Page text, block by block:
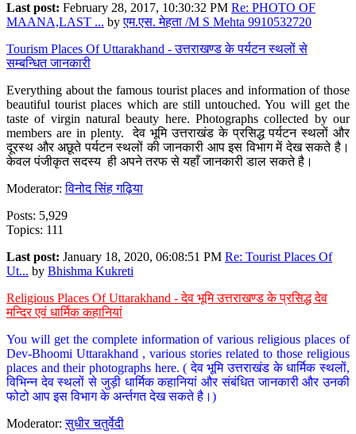
Last post: February 28, 2017, 10:30:32 PM Re: PHOTO OF
MAANA,LAST ... byएम.एस. मेहता /M S Mehta 9910532720
Tourism Places Of Uttarakhand - उत्तराखण्ड के पर्यटन स्थलों से
सम्बन्धित जानकारी
Everything about the famous tourist places and information of those
beautiful tourist places which are still untouched. You will get the
taste of virgin natural beauty here. Photographs collected by our
members are in plenty. देव भूमि उत्तराखंड के प्रसिद्ध पर्यटन स्थलों और
दूरस्थ और अछूते पर्यटन स्थलों की जानकारी आप इस विभाग में देख सकते है।
केवल पंजीकृत सदस्य ही अपने तरफ से यहाँ जानकारी डाल सकते है।
Moderator:विनोद सिंह गढ़िया
Posts: 5,929
Topics: 111
Last post: January 18, 2020, 06:08:51 PM Re: Tourist Places Of
Ut... by Bhishma Kukreti
Religious Places Of Uttarakhand - देव भूमि उत्तराखण्ड के प्रसिद्ध देव
मन्दिर एवं धार्मिक कहानियां
You will get the complete information of various religious places of
Dev-Bhoomi Uttarakhand , various stories related to those religious
places and their photographs here. ( देव भूमि उत्तराखंड के धार्मिक स्थलों,
विभिन्न देव स्थलों से जुड़ी धार्मिक कहानियां और संबंधित जानकारी और उनकी
फोटो आप इस विभाग के अर्न्तगत देख सकते है।)
Moderator:सुधीर चतुर्वेदी